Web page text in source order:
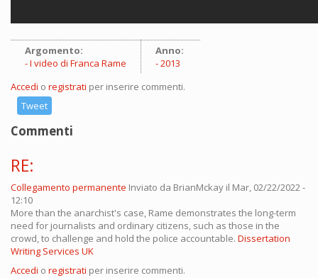
Argomento:
I video di Franca Rame
Anno:
2013
Accedi o registrati per inserire commenti.
Tweet
Commenti
RE:
Collegamento permanente Inviato da BrianMckay il Mar, 02/22/2022 -
12:10
More than the anarchist's case, Rame demonstrates the long-term
need for journalists and ordinary citizens, such as those in the
crowd, to challenge and hold the police accountable. Dissertation
Writing Services UK
Accedi o registrati per inserire commenti.